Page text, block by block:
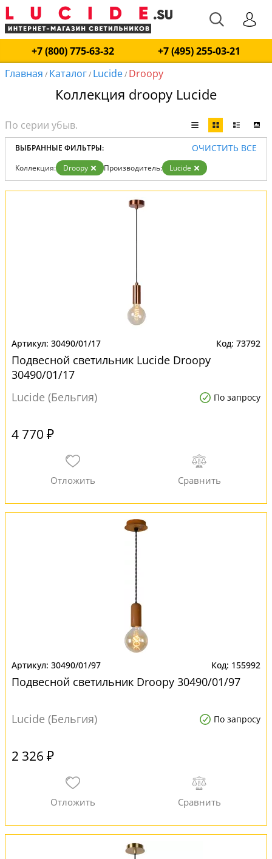
+7 (800) 775-63-32
+7 (495) 255-03-21
Главная / Каталог/ Lucide/ Droopy
Коллекция droopy Lucide
ВЫБРАННЫЕ ФИЛЬТРЫ: ОЧИСТИТЬ ВСЕ
Коллекция: Droopy Производитель: Lucide
30490/01/17 73792
Подвесной светильник Lucide Droopy
30490/01/17
Lucide (Бельгия)
По запросу
4 770 ₽
30490/01/97 155992
Подвесной светильник Droopy 30490/01/97
Lucide (Бельгия) По запросу
2 326 ₽